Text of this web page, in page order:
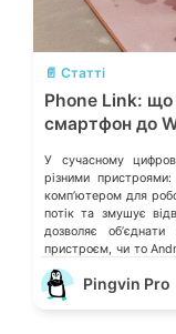
📄 Статті
Phone Link: що
смартфон до
У сучасному
різними
компʼютером для
потік та змушує
дозволяє
пристроєм, чи то
смартфоном (Phone
своєрідний «міст» до
Pingvin Pro